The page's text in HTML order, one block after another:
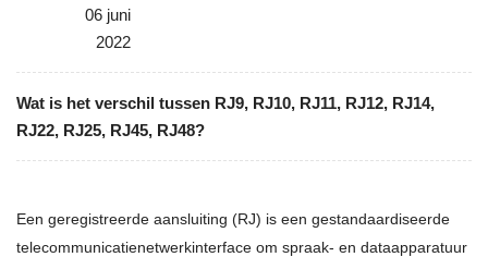
06 juni
2022
Wat is het verschil tussen RJ9, RJ10, RJ11, RJ12, RJ14,
RJ22, RJ25, RJ45, RJ48?
Een geregistreerde aansluiting (RJ) is een gestandaardiseerde
telecommunicatienetwerkinterface om spraak- en dataapparatuur